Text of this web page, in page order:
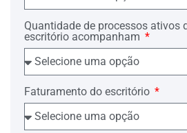
Cópia da decisão
agravada;
Cópia da intimação
Pública;
Cópia da intimação
do Réu pela
Cópia da inicial;
Cópia da declaração de
hipossuficiência.
Pede deferimento.
Quantidade de processos ativos
escritório acompanham
Faturamento do escritório